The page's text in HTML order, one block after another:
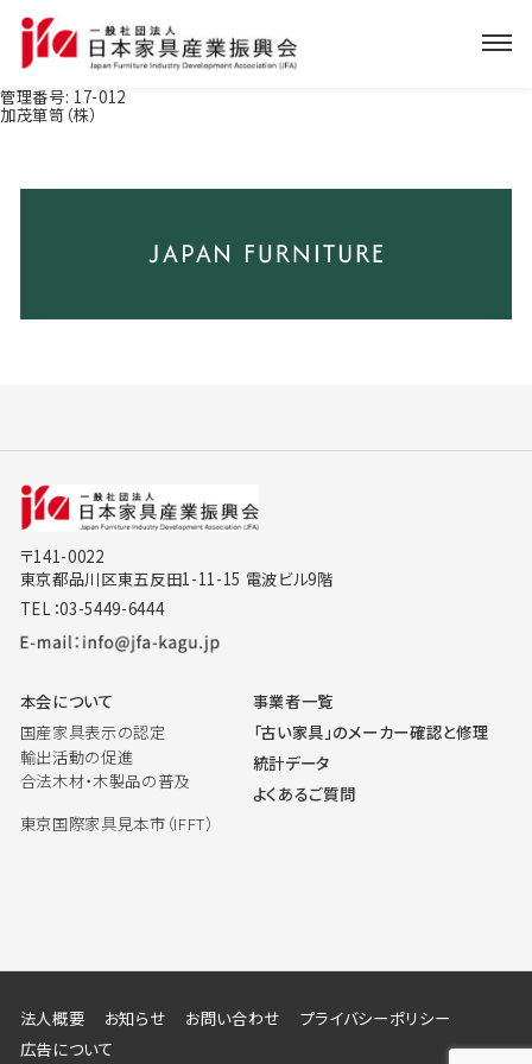
管理番号: 17-012
加茂箪笥（株）
〒141-0022
東京都品川区東五反田1-11-15 電波ビル9階
TEL：03-5449-6444
本会について
国産家具表示の認定
輸出活動の促進
合法木材・木製品の普及
東京国際家具見本市（IFFT）
事業者一覧
「古い家具」のメーカー確認と修理
統計データ
よくあるご質問
法人概要 お知らせ お問い合わせ
プライバシーポリシー
広告について